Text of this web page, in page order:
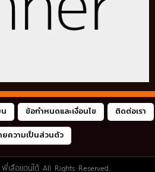
ข้อกำหนดและเงื่อนไข ติดต่อเรา
ยความเป็นส่วนตัว
พี่เสือแดนใต้ All Rights Reserved.